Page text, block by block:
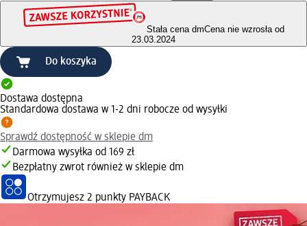
Stała cena dmCena nie wzrosła od
23.03.2024
Do koszyka
Dostawa dostępna
Standardowa dostawa w 1-2 dni robocze od wysyłki
Sprawdź dostępność w sklepie dm
Darmowa wysyłka od 169 zł
Bezpłatny zwrot również w sklepie dm
Otrzymujesz 2 punkty PAYBACK